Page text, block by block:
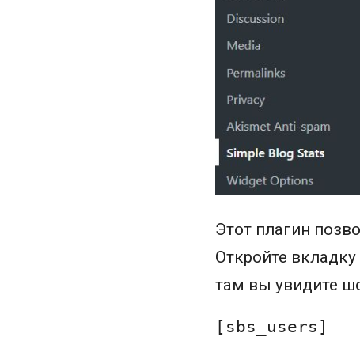
Этот плагин
Откройте
там вы увидите
[ sbs_users ]